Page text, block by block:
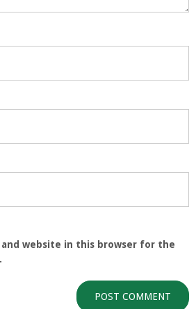
and website in this browser for the